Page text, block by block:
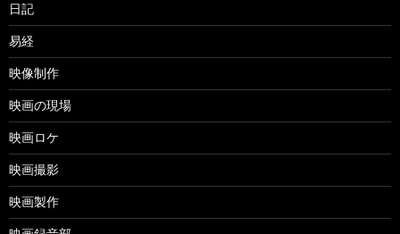
日記
易経
映像制作
映画の現場
映画ロケ
映画撮影
映画製作